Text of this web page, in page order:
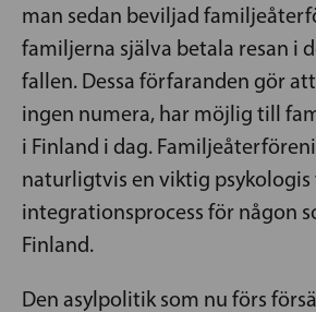
man sedan beviljad
familjerna själva betala resan i
fallen. Dessa förfaranden gör
ingen numera, har möjlig till
i Finland i dag.
naturligtvis en viktig psykologis
integrationsprocess för någon
Finland.
Den asylpolitik som nu förs